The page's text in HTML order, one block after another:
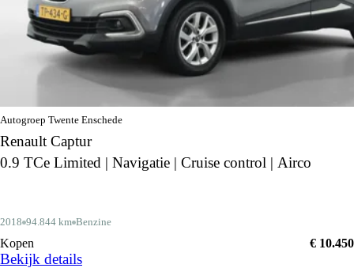
Autogroep Twente Enschede
Renault Captur
0.9 TCe Limited | Navigatie | Cruise control | Airco
2018 94.844 km Benzine
Kopen € 10.450
Bekijk details